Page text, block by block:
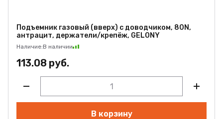
Подъемник газовый (вверх) с доводчиком, 80N,
антрацит, держатели/крепёж, GELONY
Наличие:В наличии
113.08 руб.
В корзину